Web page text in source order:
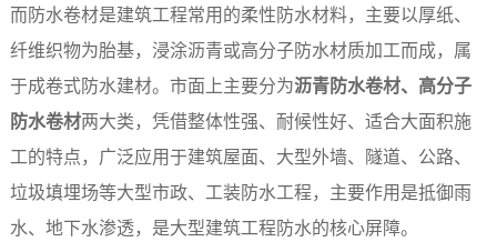
而防水卷材是建筑工程常用的柔性防水材料，主要以厚纸、
纤维织物为胎基，浸涂沥青或高分子防水材质加工而成，属
于成卷式防水建材。市面上主要分为沥青防水卷材、高分子
防水卷材两大类，凭借整体性强、耐候性好、适合大面积施
工的特点，广泛应用于建筑屋面、大型外墙、隧道、公路、
垃圾填埋场等大型市政、工装防水工程，主要作用是抵御雨
水、地下水渗透，是大型建筑工程防水的核心屏障。